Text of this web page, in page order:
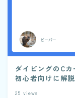
ダイビングのC
初心者向けに解説
25 views